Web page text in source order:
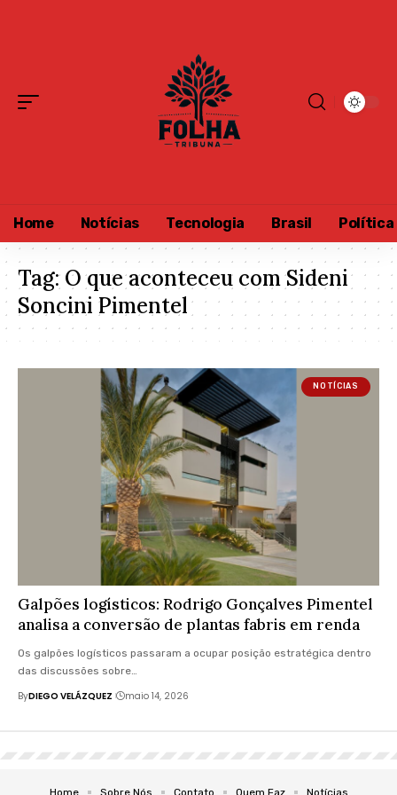
Home Notícias Tecnologia Brasil Política
Tag:O que aconteceu com Sideni
Soncini Pimentel
NOTÍCIAS
Galpões logísticos: Rodrigo Gonçalves Pimentel
analisa a conversão de plantas fabris em renda
Os galpões logísticos passaram a ocupar posição estratégica dentro
das discussões sobre…
ByDIEGO VELÁZQUEZ maio 14, 2026
Home Sobre Nós Contato Quem Faz Notícias